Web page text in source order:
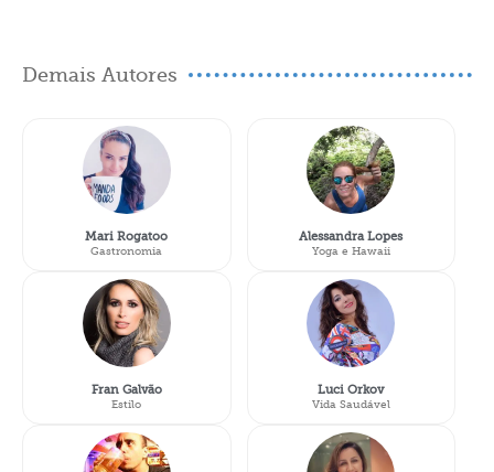
Demais Autores
Mari Rogatoo
Gastronomia
Fran Galvão
Estilo
Alessandra Lopes
Yoga e Hawaii
Luci Orkov
Vida Saudável